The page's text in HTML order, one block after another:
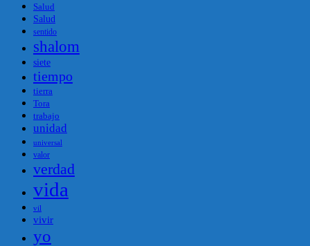
Salud
Salud
sentido
shalom
siete
tiempo
tierra
Tora
trabajo
unidad
universal
valor
verdad
vida
vil
vivir
yo